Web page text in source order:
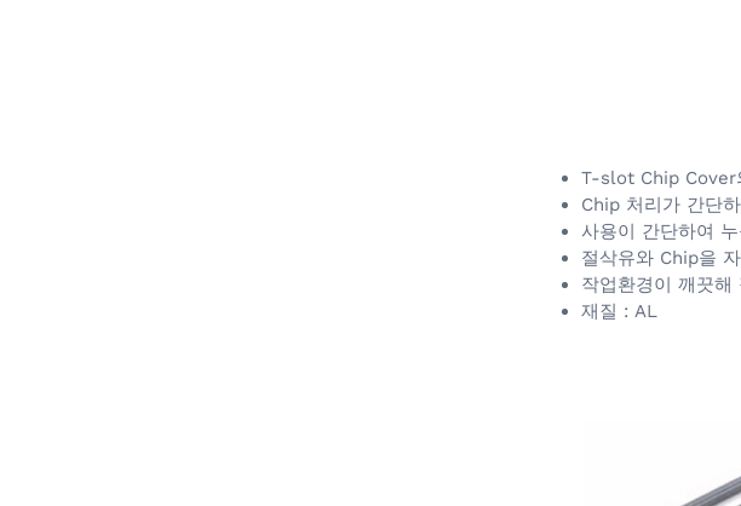
T-slot Chip Cover
Chip 처리가 간단
사용이 간단하여
절삭유와 Chip을
작업환경이 깨끗해
재질 : AL